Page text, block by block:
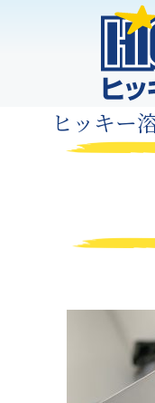
ヒッキー溶接 HOME
> ブ
ヒッキー